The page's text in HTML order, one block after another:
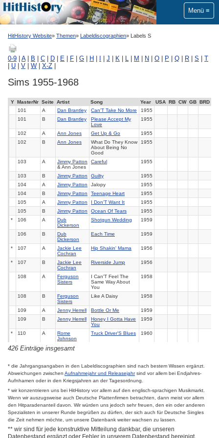
Menü
HitHistory Website Themen Labeldiscographien Labels S
0-9 A| B C D E F G H J K L M N O P Q R S
T
U V W X-Z
Sims 1955-1968
Y MasterNr Seite Artist Song Year USA RB CW GB BRD
101
A Dan Brantley Can'T Take No More
1955
101
B Dan Brantley
Please Accept My
Love
1955
102 A Ann Jones Get Up & Go
1955
102
B Ann Jones
What Do They Know
About Being No
Good
1955
103 A
Jimmy Patton
& Ann Jones
Careful 1955
103 B Jimmy Patton Guilty
1955
104
A Jimmy Patton Jalopy
1955
104
B Jimmy Patton Teenage Heart
1955
105
A Jimmy Patton I Don'T Want It
1955
105
B Jimmy Patton Ocean Of Tears
1955
*
106 A
Dub
Dickerson
Shotgun Wedding 1959
106 B
Dub
Dickerson
Each Time 1959
* 107 A
Jackie Lee
Cochran
Hip Shakin' Mama 1956
* 107 B
Jackie Lee
Cochran
Riverside Jump 1956
108 A
Ferguson
Sisters
I Can'T Feel The
Same Way About
You
1958
108 B
Ferguson
Sisters
Like A Daisy 1958
109 A Jenny Herrell Bottle Or Me
1959
109
B Jenny Herrell
Honey I Gotta Have
You
1959
* 110 A
Rome
Johnson
Truck Driver'S Blues 1960
* 110 B
Rome
Silvers
Right
111 B
Johnny
Silvers
Tuff Stuff 1960
* 112 A
Easy Deal
Wilson
Gotta Have You 1960
112 B
Easy Deal
I Do Like Girls 1960
113 A Gloria Tury All Of My Life
1960
113
B Gloria Tury You Lied To Me
1960
114
A Herbert Sims
Every Once In
1960
426 Einträge insgesamt
* die Jahrgangsangaben in den Labeldiscographien sind nach bestem Wissen ergänzt.
Abweichungen zwischen Aufnahmejahr und Releasejahrsind vor allem bei Endjahres-
Aufnhamen oder in den Kriegsjahren an der Tagesordnung.
* wir konzentrieren uns bei HitHistory vor allem auf den englisch-sprachigen Musikmarkt.
Wenn wir auszugsweise auch Deutsche Plattenfirmen betrachten, dann meist vor allem
den Hitparadenanteil davon. Wir würden uns jedoch sehr freuen, den ein oder anderen
Spezialisten in unserer Runde begrüßen zu dürfen, der sich auch für Deutsche Singles
die Zeit nehmen möchte, um unsere Datenbank weiter wachsen zu lassen.
** wir sind für jede konstruktive Mitteilung dankbar, die unseren